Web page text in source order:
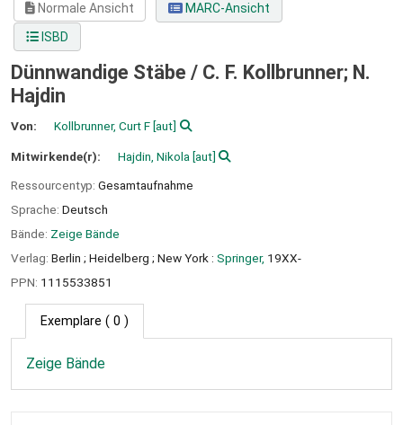
Normale Ansicht
MARC-Ansicht
ISBD
Dünnwandige Stäbe / C. F. Kollbrunner; N.
Hajdin
Von: Kollbrunner, Curt F[aut]
Mitwirkende(r): Hajdin, Nikola [aut]
Ressourcentyp: Gesamtaufnahme
Sprache: Deutsch
Bände: Zeige Bände
Verlag: Berlin ; Heidelberg ; New York : Springer, 19XX-
PPN: 1115533851
Exemplare ( 0 )
Zeige Bände